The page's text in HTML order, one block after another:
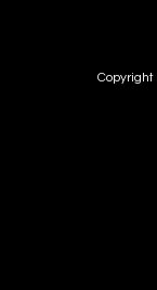
Copyright